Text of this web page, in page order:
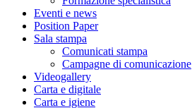
Eventi e news
Position Paper
Sala stampa
Comunicati stampa
Campagne di comunicazione
Videogallery
Carta e digitale
Carta e igiene